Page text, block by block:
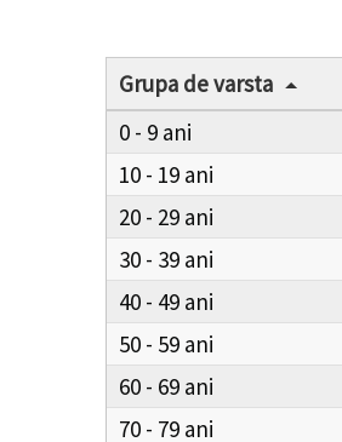
Grupa de varsta
0 - 9
10 - 19
20 - 29
30 - 39
40 - 49
50 - 59
60 - 69
70 - 79